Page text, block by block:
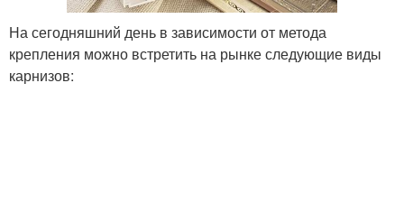
На сегодняшний день в зависимости от метода
крепления можно встретить на рынке следующие виды
карнизов: